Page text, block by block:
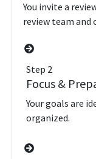
You invite a
review team and
Step 2
Focus &
Your goals are
organized.